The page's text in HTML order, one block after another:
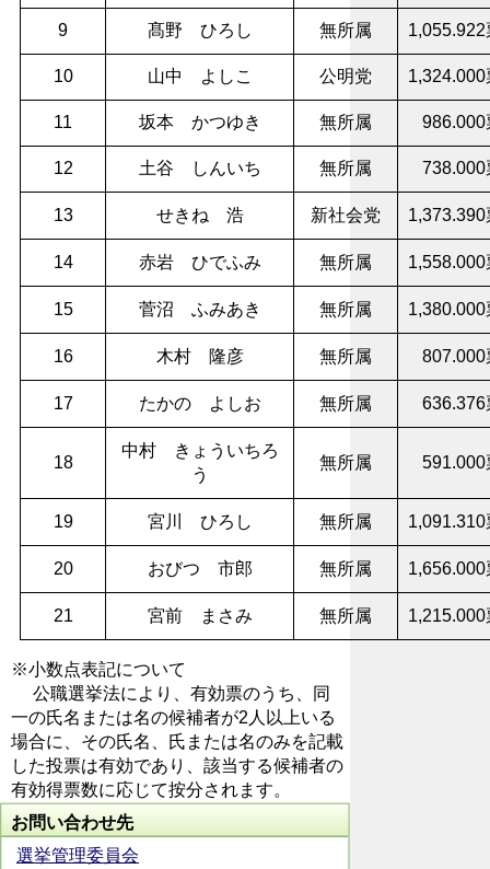
9 髙野 ひろし 無所属 1,055.922
10 山中 よしこ 公明党 1,324.000
11 坂本 かつゆき 無所属 986.000
12 土谷 しんいち 無所属 738.000
13 せきね 浩 新社会党 1,373.390
14 赤岩 ひでふみ 無所属 1,558.000
15 菅沼 ふみあき 無所属 1,380.000
16 木村 隆彦 無所属 807.000
17 たかの よしお 無所属 636.376
18
中村 きょういちろ
う
無所属 591.000
19 宮川 ひろし 無所属 1,091.310
20 おびつ 市郎 無所属 1,656.000
21 宮前 まさみ 無所属 1,215.000
※小数点表記について
公職選挙法により、有効票のうち、同
一の氏名または名の候補者が2人以上いる
場合に、その氏名、氏または名のみを記載
した投票は有効であり、該当する候補者の
有効得票数に応じて按分されます。
お問い合わせ先
選挙管理委員会